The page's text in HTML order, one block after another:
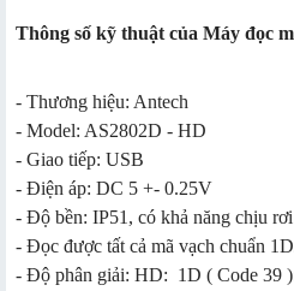
Thông số kỹ thuật của Máy đọc
- Thương hiệu: Antech
- Model: AS2802D - HD
- Giao tiếp: USB
- Điện áp: DC 5 +- 0.25V
- Độ bền: IP51, có khả năng chịu
- Đọc được tất cả mã vạch chuẩn
- Độ phân giải: HD: 1D ( Code 39